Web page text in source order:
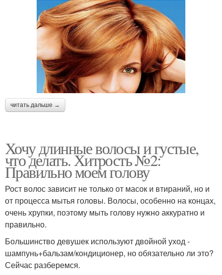
читать дальше →
Хочу длинные волосы и густые,
что делать. Хитрость №2:
Правильно моем голову
Рост волос зависит не только от масок и втираний, но и
от процесса мытья головы. Волосы, особенно на концах,
очень хрупки, поэтому мыть голову нужно аккуратно и
правильно.
Большинство девушек используют двойной уход -
шампунь+бальзам/кондиционер, но обязательно ли это?
Сейчас разберемся.